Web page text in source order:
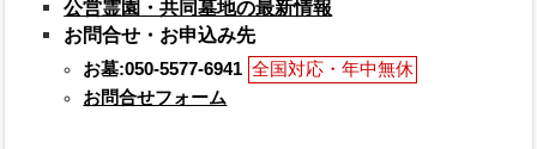
公営霊園・共同墓地の最新情報
お問合せ・お申込み先
お墓:050-5577-6941 全国対応・年中無休
お問合せフォーム